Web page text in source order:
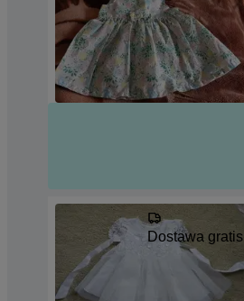
Dostawa gratis